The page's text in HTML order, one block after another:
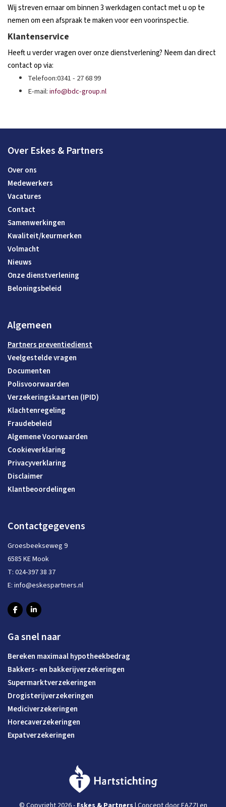
Wij streven ernaar om binnen 3 werkdagen contact met u op te
nemen om een afspraak te maken voor een voorinspectie.
Klantenservice
Heeft u verder vragen over onze dienstverlening? Neem dan direct
contact op via:
Telefoon:0341 - 27 68 99
E-mail:info@bdc-group.nl
Over Eskes & Partners
Over ons
Medewerkers
Vacatures
Contact
Samenwerkingen
Kwaliteit/keurmerken
Volmacht
Nieuws
Onze dienstverlening
Beloningsbeleid
Algemeen
Partners preventiedienst
Veelgestelde vragen
Documenten
Polisvoorwaarden
Verzekeringskaarten (IPID)
Klachtenregeling
Fraudebeleid
Algemene Voorwaarden
Cookieverklaring
Privacyverklaring
Disclaimer
Klantbeoordelingen
Contactgegevens
Groesbeekseweg 9
6585 KE Mook
T: 024-397 38 37
E: info@eskespartners.nl
Ga snel naar
Bereken maximaal hypotheekbedrag
Bakkers- en bakkerijverzekeringen
Supermarktverzekeringen
Drogisterijverzekeringen
Mediciverzekeringen
Horecaverzekeringen
Expatverzekeringen